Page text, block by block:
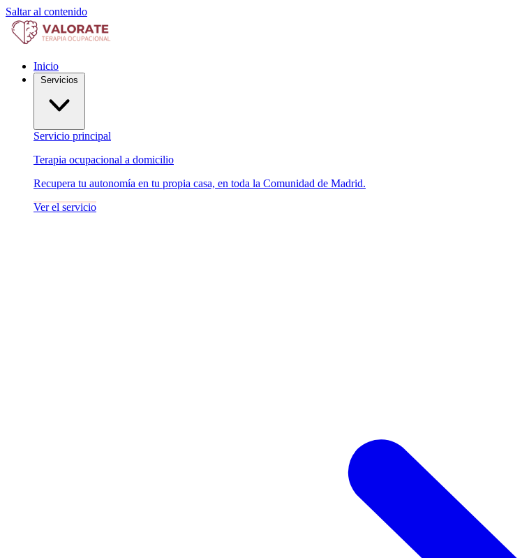
Saltar al contenido
Inicio
Servicio principal
Terapia ocupacional a domicilio
Recupera tu autonomía en tu propia casa, en toda la Comunidad de Madrid.
Ver el servicio